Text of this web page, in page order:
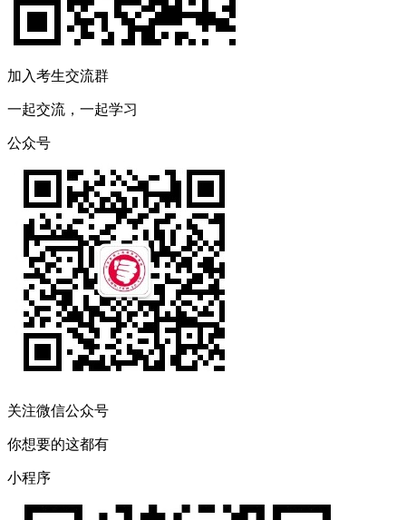
加入考生交流群
一起交流，一起学习
公众号
关注微信公众号
你想要的这都有
小程序